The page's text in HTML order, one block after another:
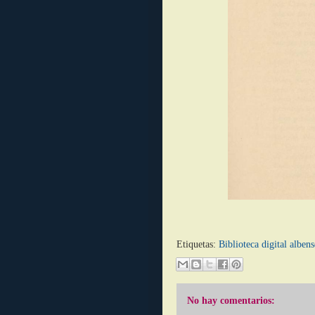
Etiquetas: Biblioteca digital
No hay comentarios: